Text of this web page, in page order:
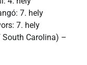
7. hely
7. hely
South Carolina) –